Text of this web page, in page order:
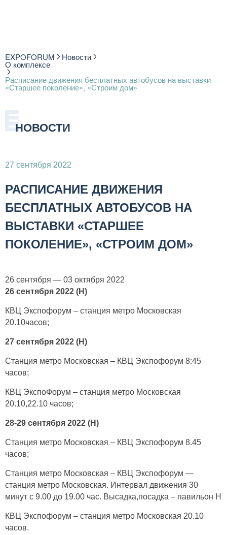
EXPOFORUM Новости
О комплексе
Расписание движения бесплатных автобусов на выставки
«Старшее поколение», «Строим дом»
НОВОСТИ
27 сентября 2022
РАСПИСАНИЕ ДВИЖЕНИЯ
БЕСПЛАТНЫХ АВТОБУСОВ НА
ВЫСТАВКИ «СТАРШЕЕ
ПОКОЛЕНИЕ», «СТРОИМ ДОМ»
26 сентября — 03 октября 2022
26 сентября 2022 (H)
КВЦ Экспофорум – станция метро Московская
20.10часов;
27 сентября 2022 (H)
Станция метро Московская – КВЦ Экспофорум 8:45
часов;
КВЦ ЭкспоФорум – cтанция метро Московская
20.10,22.10 часов;
28-29 сентября 2022 (H)
Станция метро Московская – КВЦ Экспофорум 8.45
часов;
Станция метро Московская – КВЦ Экспофорум —
станция метро Московская. Интервал движения 30
минут с 9.00 до 19.00 час. Высадка,посадка – павильон H
КВЦ Экспофорум – станция метро Московская 20.10
часов.